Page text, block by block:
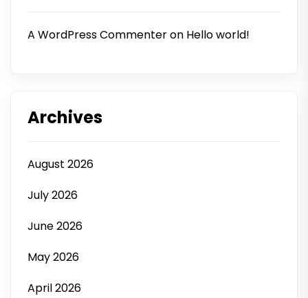
A WordPress Commenteron Hello world!
Archives
August 2026
July 2026
June 2026
May 2026
April 2026